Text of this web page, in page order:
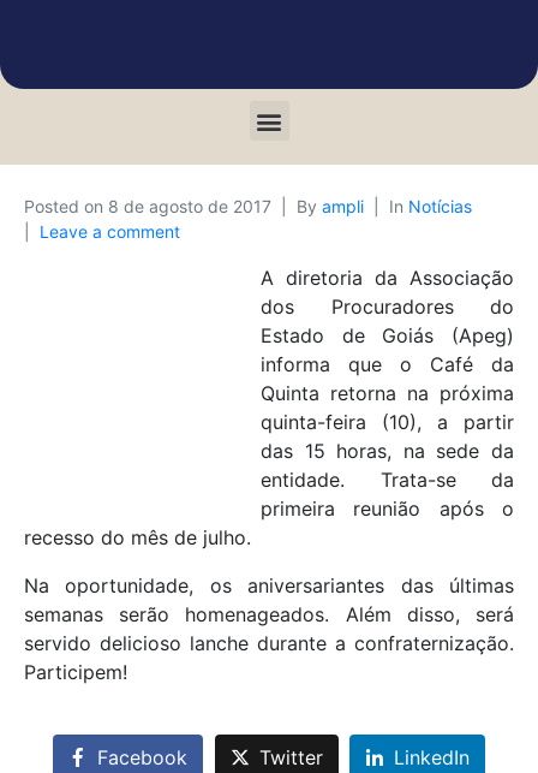
Posted on 8 de agosto de 2017 By ampli In Notícias
Leave a comment
A diretoria da Associação
dos Procuradores do
Estado de Goiás (Apeg)
informa que o Café da
Quinta retorna na próxima
quinta-feira (10), a partir
das 15 horas, na sede da
entidade. Trata-se da
primeira reunião após o
recesso do mês de julho.
Na oportunidade, os aniversariantes das últimas
semanas serão homenageados. Além disso, será
servido delicioso lanche durante a confraternização.
Participem!
Facebook Twitter LinkedIn